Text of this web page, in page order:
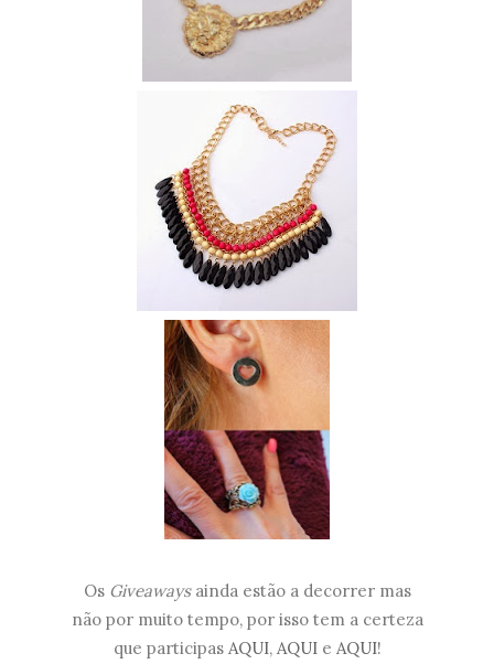
Os Giveaways ainda estão a decorrer mas
não por muito tempo, por isso tem a certeza
que participas AQUI, AQUIe AQUI!